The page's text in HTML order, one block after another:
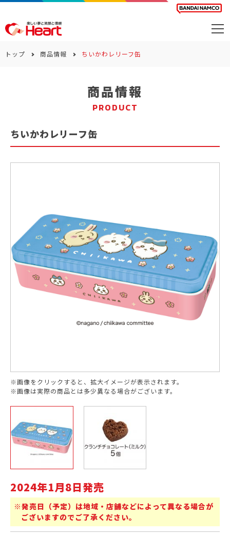
サステナビリティ
トップ 商品情報 ちいかわレリーフ缶
商品情報
PRODUCT
ちいかわレリーフ缶
※画像をクリックすると、拡大イメージが表示されます。
※画像は実際の商品とは多少異なる場合がございます。
2024年1月8日発売
※発売日（予定）は地域・店舗などによって異なる場合が
ございますのでご了承ください。